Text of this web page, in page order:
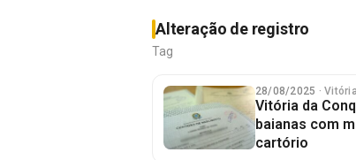
Alteração de registro
Tag
28/08/2025 ·
Vitória da
baianas com
cartório